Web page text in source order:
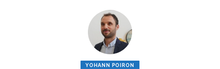
YOHANN POIRON